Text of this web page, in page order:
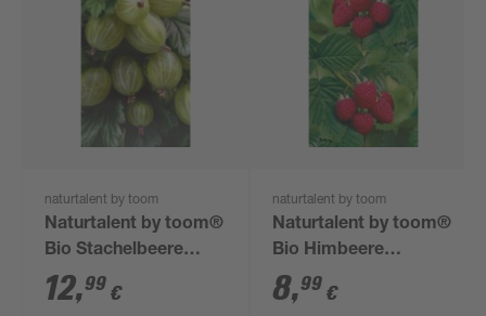
naturtalent by toom
Naturtalent by toom®
Bio Stachelbeere
'Hinnonmäki gelb',
Busch 19 cm Topf
12,99 €
naturtalent by toom
Naturtalent by toom®
Bio Himbeere
'Autumn Bliss', Busch
14 cm Topf
8,99 €